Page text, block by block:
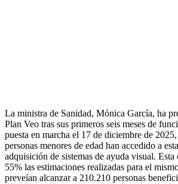
La ministra de Sanidad, Mónica García, ha
Plan Veo tras sus primeros seis meses de
puesta en marcha el 17 de diciembre de
personas menores de edad han accedido a
adquisición de sistemas de ayuda visual. Esta
55% las estimaciones realizadas para el
preveían alcanzar a 210.210 personas